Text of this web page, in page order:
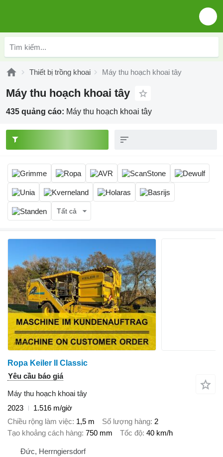
Thiết bị trồng khoai Máy thu hoạch khoai tây
Máy thu hoạch khoai tây
435 quảng cáo: Máy thu hoạch khoai tây
Tất cả
Ropa Keiler II Classic
Yêu cầu báo giá
Máy thu hoạch khoai tây
2023
1.516 m/giờ
Chiều rộng làm việc 1,5 m Số lượng hàng 2
Tạo khoảng cách hàng 750 mm Tốc độ 40 km/h
Đức, Herrngiersdorf